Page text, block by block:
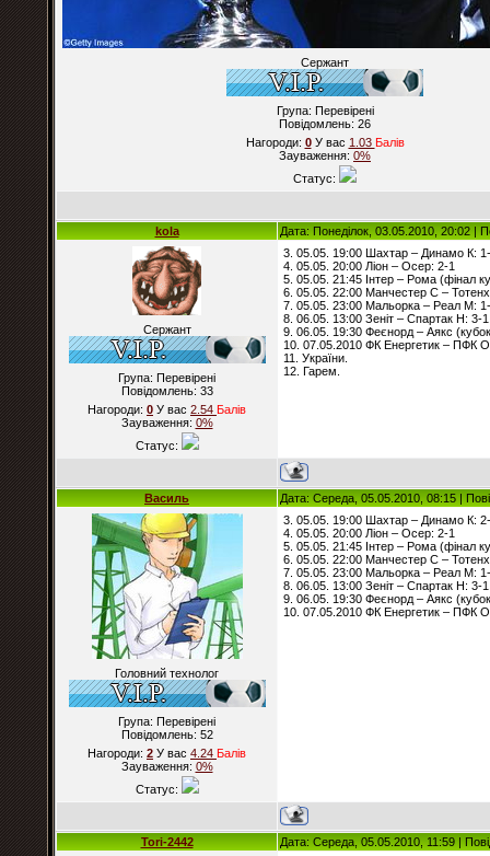
Сержант
Група: Перевірені
Повідомлень: 26
Нагороди: 0У вас 1.03 Балiв
Зауваження: 0%
Статус:
kola Дата: Понеділок, 03.05.2010, 20:02 |
Сержант
Група: Перевірені
Повідомлень: 33
Нагороди: 0 У вас 2.54 Балiв
Зауваження: 0%
Статус:
3. 05.05. 19:00 Шахтар – Динамо К:
4. 05.05. 20:00 Ліон – Осер: 2-1
5. 05.05. 21:45 Інтер – Рома (фінал
6. 05.05. 22:00 Манчестер С –
7. 05.05. 23:00 Мальорка – Реал М:
8. 06.05. 13:00 Зеніт – Спартак Н: 3-1
9. 06.05. 19:30 Феєнорд – Аякс
10. 07.05.2010 ФК Енергетик – ПФК
11. України.
12. Гарем.
Василь Дата: Середа, 05.05.2010, 08:15 |
Головний технолог
Група: Перевірені
Повідомлень: 52
Нагороди: 2 У вас 4.24 Балiв
Зауваження: 0%
Статус:
3. 05.05. 19:00 Шахтар – Динамо К:
4. 05.05. 20:00 Ліон – Осер: 2-1
5. 05.05. 21:45 Інтер – Рома (фінал
6. 05.05. 22:00 Манчестер С –
7. 05.05. 23:00 Мальорка – Реал М:
8. 06.05. 13:00 Зеніт – Спартак Н: 3-1
9. 06.05. 19:30 Феєнорд – Аякс
10. 07.05.2010 ФК Енергетик – ПФК
Tori-2442 Дата: Середа, 05.05.2010, 11:59 |